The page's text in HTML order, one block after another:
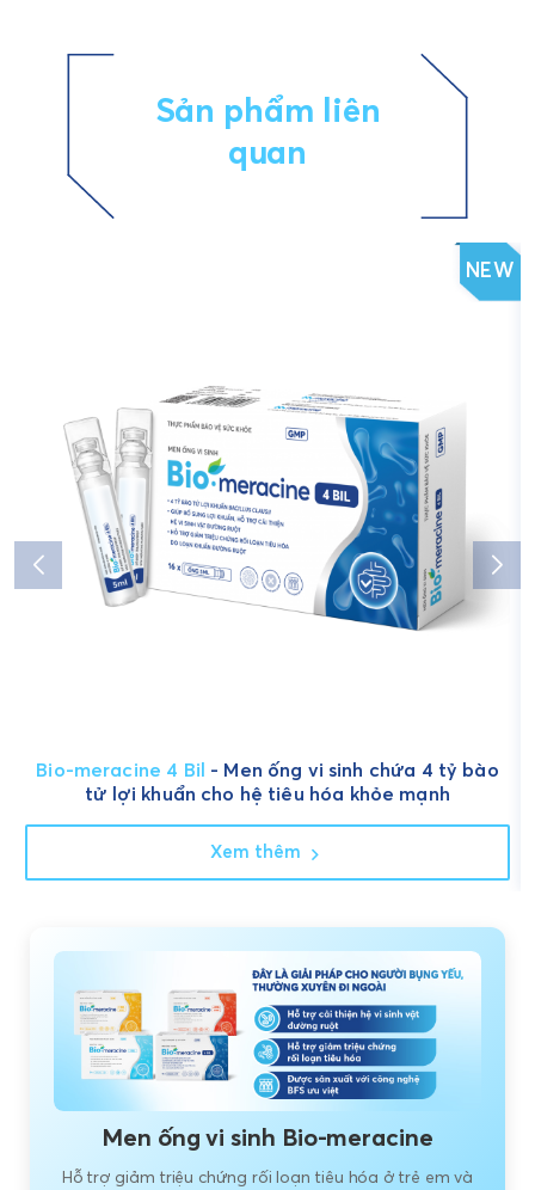
Sản phẩm liên
quan
NEW
Bio-meracine 4 Bil - Men ống vi sinh chứa 4 tỷ bào
tử lợi khuẩn cho hệ tiêu hóa khỏe mạnh
Xem thêm
Men ống vi sinh Bio-meracine
Hỗ trợ giảm triệu chứng rối loạn tiêu hóa ở trẻ em và